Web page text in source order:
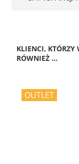
KLIENCI,
RÓWNIEŻ ...
OUTLET